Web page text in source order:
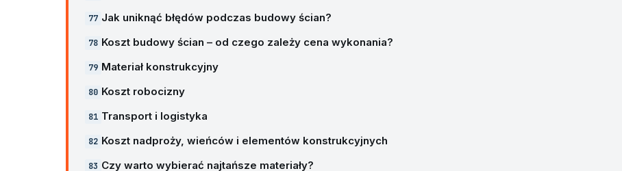
Jak uniknąć błędów podczas budowy ścian?
Koszt budowy ścian – od czego zależy cena wykonania?
Materiał konstrukcyjny
Koszt robocizny
Transport i logistyka
Koszt nadproży, wieńców i elementów konstrukcyjnych
Czy warto wybierać najtańsze materiały?